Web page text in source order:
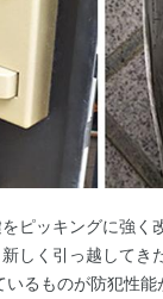
ピッキングに強く
新しく引っ越してき
いるものが防犯性